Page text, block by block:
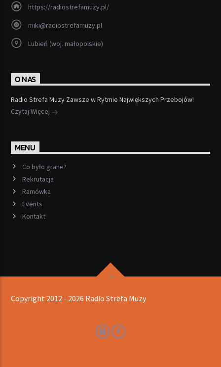
https://radiostrefamuzy.pl/
miki@radiostrefamuzy.pl
Lubień (woj. małopolskie)
O NAS
Radio Strefa Muzy Zawsze w Rytmie Największych Przebojów!
Czytaj Więcej
MENU
Co było grane?
Rekrutacja
Ramówka
Events
Kontakt
Copyright 2012 - 2026 Radio Strefa Muzy